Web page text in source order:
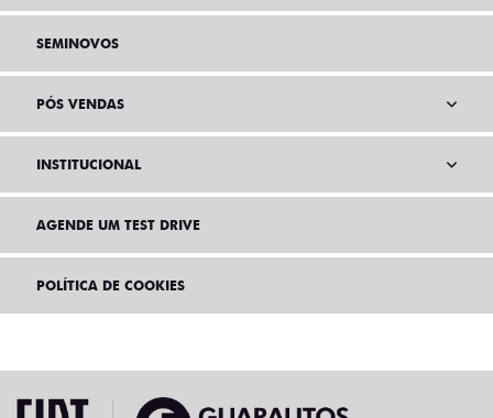
SEMINOVOS
PÓS VENDAS
INSTITUCIONAL
AGENDE UM TEST DRIVE
POLÍTICA DE COOKIES